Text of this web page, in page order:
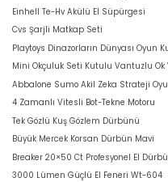
Einhell Te-Hv Akülü El Süpürgesi
Cvs Şarjli Matkap Seti
Playtoys Dinazorların Dünyası Oyun
Mini Okçuluk Seti Kutulu Vantuzlu Ok
Abbalone Sumo Akil Zeka Strateji
4 Zamanlı Vitesli Bot-Tekne Motoru
Tek Gözlü Kuş Gözlem Dürbünü
Büyük Mercek Korsan Dürbün Mavi
Breaker 20×50 Ct Profesyonel El
3000 Lümen Güçlü El Feneri Wt-604